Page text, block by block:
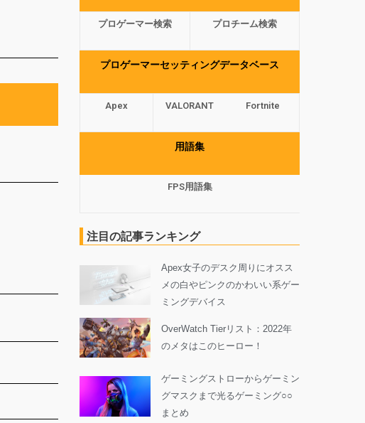
プロゲーマー検索 プロチーム検索
プロゲーマーセッティングデータベース
Apex VALORANT Fortnite
用語集
FPS用語集
注目の記事ランキング
Apex女子のデスク周りにオスス
メの白やピンクのかわいい系ゲー
ミングデバイス
OverWatch Tierリスト：2022年
のメタはこのヒーロー！
ゲーミングストローからゲーミン
グマスクまで光るゲーミング○○
まとめ